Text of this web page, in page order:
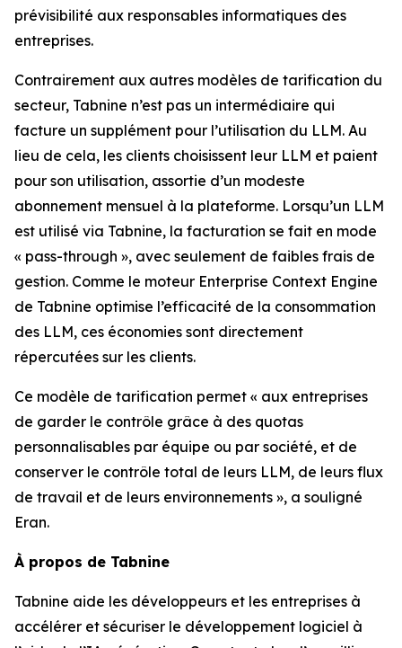
prévisibilité aux responsables informatiques des
entreprises.
Contrairement aux autres modèles de tarification du
secteur, Tabnine n’est pas un intermédiaire qui
facture un supplément pour l’utilisation du LLM. Au
lieu de cela, les clients choisissent leur LLM et paient
pour son utilisation, assortie d’un modeste
abonnement mensuel à la plateforme. Lorsqu’un LLM
est utilisé via Tabnine, la facturation se fait en mode
« pass-through », avec seulement de faibles frais de
gestion. Comme le moteur Enterprise Context Engine
de Tabnine optimise l’efficacité de la consommation
des LLM, ces économies sont directement
répercutées sur les clients.
Ce modèle de tarification permet « aux entreprises
de garder le contrôle grâce à des quotas
personnalisables par équipe ou par société, et de
conserver le contrôle total de leurs LLM, de leurs flux
de travail et de leurs environnements », a souligné
Eran.
À propos de Tabnine
Tabnine aide les développeurs et les entreprises à
accélérer et sécuriser le développement logiciel à